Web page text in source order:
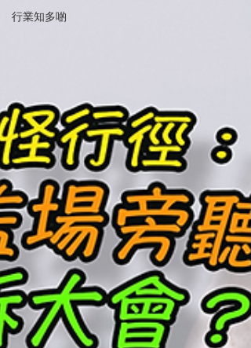
行業知多啲